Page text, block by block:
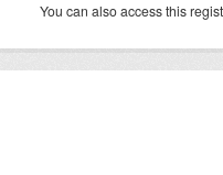
You can also access this